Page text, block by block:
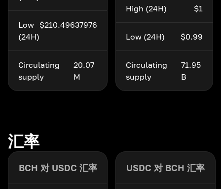
Low
(24H)
$210.49637976
Circulating
supply
20.07
M
High (24H) $1
Low (24H) $0.99
Circulating
supply
71.95
B
汇率
BCH 对 USDC 汇率 USDC 对 BCH 汇率